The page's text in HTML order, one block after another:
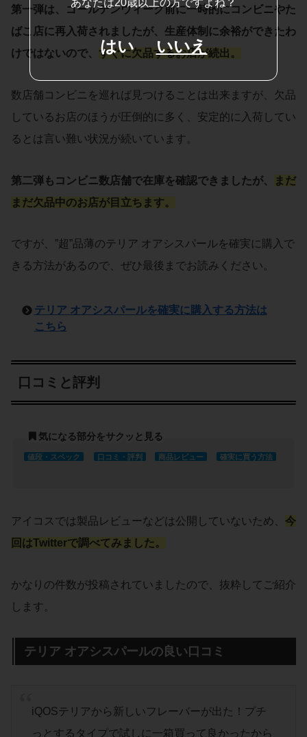
第一弾は、ゴールデンウィーク前に一時的にコンビニやた
ばこ店に再入荷されましたが、生産体制に余裕ができたわ
けではないので、 すぐに欠品するお店が続出。
数店舗コンビニを巡れば見つけることは出来ますが、欠品
しているお店のほうが圧倒的に多く、安定的に入荷してい
るとは言い難い状況が続いています。
第二弾もコンビニ数店舗で在庫を確認できましたが、
まだ
まだ欠品中のお店が目立ちます。
ですが、”超”品薄のテリア オアシスパールを確実に購入で
きる方法があるので、ぜひ最後までお読みください。
テリア オアシスパールを確実に購入する方法は
こちら
口コミと評判
気になる部分をサクッと見る
値段・スペック 口コミ・評判 商品レビュー 確実に買う方法
アイコスでは製品レビューなどは公開していないため、 今
回はTwitterで調べてみました。
かなりの件数が投稿されていましたので、抜粋してご紹介
します。
テリア オアシスパールの良い口コミ
iQOSテリアから新しいフレーバーが出た！プチ
っとするタイプで試しに一箱買って良かったから
あなたは20歳以上の方ですよね？
はい いいえ